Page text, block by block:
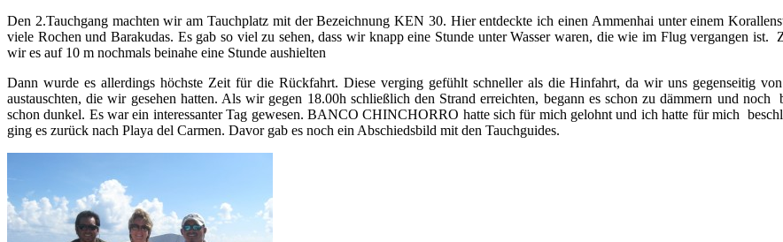
Den 2.Tauchgang machten wir am Tauchplatz mit der Bezeichnung KEN 30. Hier entdeckte ich einen Ammenhai unter einem
viele Rochen und Barakudas. Es gab so viel zu sehen, dass wir knapp eine Stunde unter Wasser waren, die wie im Flug vergangen
wir es auf 10 m nochmals beinahe eine Stunde aushielten
Dann wurde es allerdings höchste Zeit für die Rückfahrt. Diese verging gefühlt schneller als die Hinfahrt, da wir uns gegenseitig
austauschten, die wir gesehen hatten. Als wir gegen 18.00h schließlich den Strand erreichten, begann es schon zu dämmern und
schon dunkel. Es war ein interessanter Tag gewesen. BANCO CHINCHORRO hatte sich für mich gelohnt und ich hatte für mich
ging es zurück nach Playa del Carmen. Davor gab es noch ein Abschiedsbild mit den Tauchguides.